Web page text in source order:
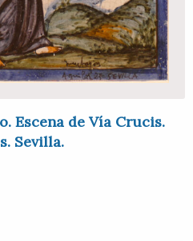
Escena de Vía Crucis.
Sevilla.